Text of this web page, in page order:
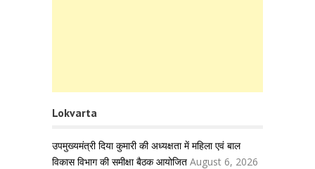
Lokvarta
उपमुख्यमंत्री दिया कुमारी की अध्यक्षता में महिला एवं बाल
विकास विभाग की समीक्षा बैठक आयोजित August 6, 2026